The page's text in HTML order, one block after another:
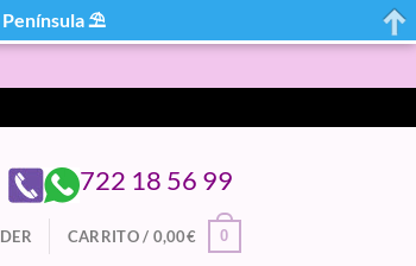
722 18 56 99
CARRITO / 0,00€ 0
Península ⛱